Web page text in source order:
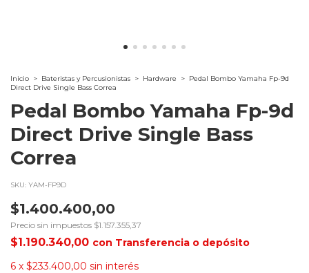
Inicio > Bateristas y Percusionistas > Hardware > Pedal Bombo Yamaha Fp-9d
Direct Drive Single Bass Correa
Pedal Bombo Yamaha Fp-9d
Direct Drive Single Bass
Correa
SKU: YAM-FP9D
$1.400.400,00
Precio sin impuestos $1.157.355,37
$1.190.340,00 con Transferencia o depósito
6 x $233.400,00 sin interés